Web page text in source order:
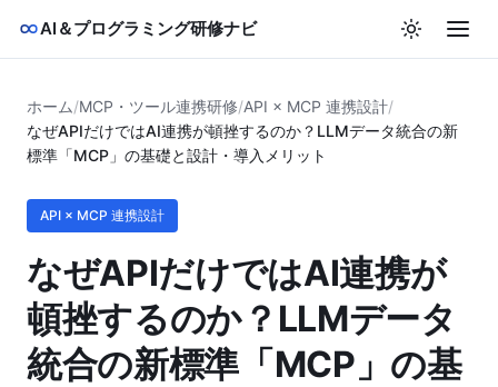
AI＆プログラミング研修ナビ
ホーム/MCP・ツール連携研修/API × MCP 連携設計/
なぜAPIだけではAI連携が頓挫するのか？LLMデータ統合の新
標準「MCP」の基礎と設計・導入メリット
API × MCP 連携設計
なぜAPIだけではAI連携が
頓挫するのか？LLMデータ
統合の新標準「MCP」の基